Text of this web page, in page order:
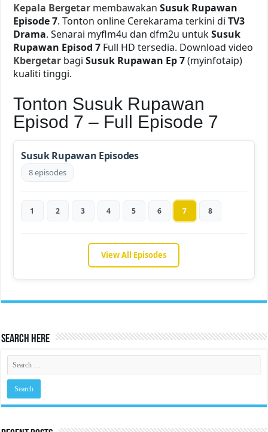
Kepala Bergetar membawakanSusuk Rupawan
Episode 7. Tonton online Cerekarama terkini diTV3
Drama. Senarai myflm4u dan dfm2u untukSusuk
Rupawan Episod 7 Full HD tersedia. Download video
Kbergetar bagiSusuk Rupawan Ep 7(myinfotaip)
kualiti tinggi.
Tonton Susuk Rupawan
Episod 7 – Full Episode 7
Susuk Rupawan Episodes
8 episodes
1 2 3 4 5 6 7 8
View All Episodes
Search Here